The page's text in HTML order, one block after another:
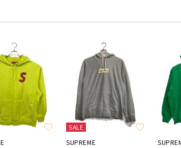
SALE
SUPREME